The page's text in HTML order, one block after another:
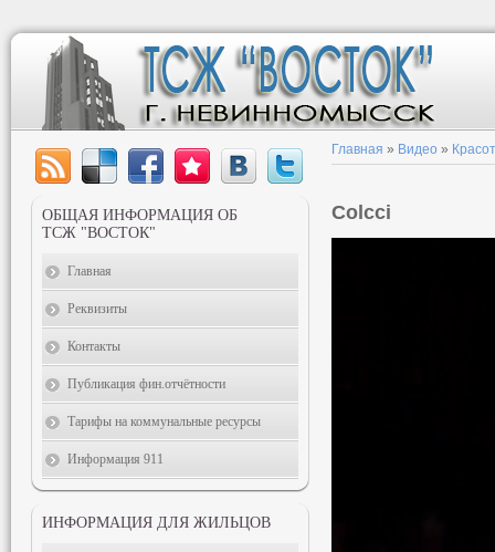
Главная » Видео »
Colcci
ОБЩАЯ ИНФОРМАЦИЯ ОБ
ТСЖ "ВОСТОК"
Главная
Реквизиты
Контакты
Публикация фин.отчётности
Тарифы на коммунальные ресурсы
Информация 911
ИНФОРМАЦИЯ ДЛЯ ЖИЛЬЦОВ